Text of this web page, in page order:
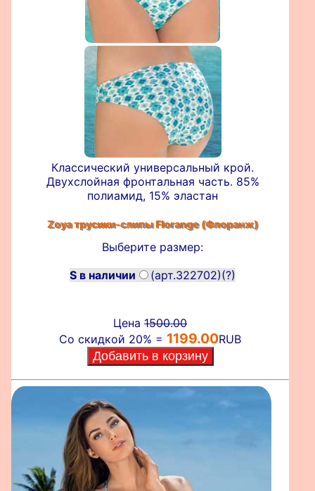
Классический универсальный крой.
Двухслойная фронтальная часть. 85%
полиамид, 15% эластан
Zoya трусики-слипыFlorange (Флоранж)
Выберите размер:
S в наличии
(арт.322702)(?)
Цена1500.00
Со скидкой 20% = 1199.00RUB